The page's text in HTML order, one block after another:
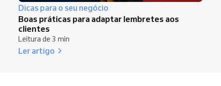
Dicas para o seu negócio
Boas práticas para adaptar lembretes aos
clientes
Leitura de 3 min
Ler artigo